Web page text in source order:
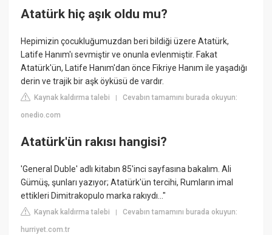
Atatürk hiç aşık oldu mu?
Hepimizin çocukluğumuzdan beri bildiği üzere Atatürk,
Latife Hanım'ı sevmiştir ve onunla evlenmiştir. Fakat
Atatürk'ün, Latife Hanım'dan önce Fikriye Hanım ile yaşadığı
derin ve trajik bir aşk öyküsü de vardır.
Kaynak kaldırma talebi |Cevabın tamamını burada okuyun:
onedio.com
Atatürk'ün rakısı hangisi?
'General Duble' adlı kitabın 85'inci sayfasına bakalım. Ali
Gümüş, şunları yazıyor; Atatürk'ün tercihi, Rumların imal
ettikleri Dimitrakopulo marka rakıydı..."
Kaynak kaldırma talebi |Cevabın tamamını burada okuyun:
hurriyet.com.tr